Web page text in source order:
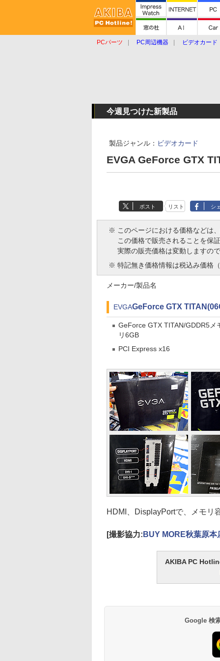
PCパーツ PC周辺機器 ビデオカード
今週見つけた新製品
製品ジャンル： ビデオカード
EVGA GeForce GTX
ポスト リスト シ
※ このページにおける価格などは
この価格で販売されることを保
実際の販売価格は変動しますの
※ 特記無き価格情報は税込み価格
メーカー/製品名
EVGAGeForce GTX
GeForce GTX TITAN/GDDR5メ
リ6GB
PCI Express x16
HDMI、DisplayPortで、メモリ
[撮影協力: BUY MORE秋葉原本
AKIBA PC
Google 検